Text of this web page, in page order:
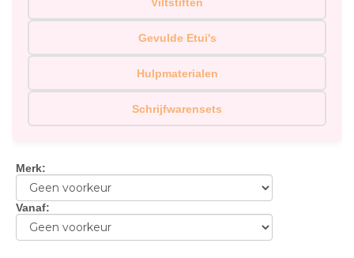
Gevulde Etui's
Hulpmaterialen
Schrijfwarensets
Merk:
Vanaf: